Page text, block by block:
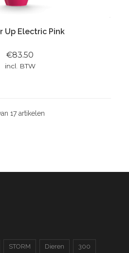
Up Electric Pink
€83.50
incl. BTW
17 artikelen
STORM Dieren 300